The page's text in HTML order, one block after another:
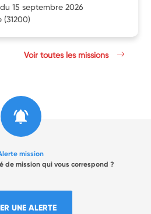
15 septembre 2026
(31200)
Voir toutes les missions
mission
de mission qui vous correspond ?
UNE ALERTE